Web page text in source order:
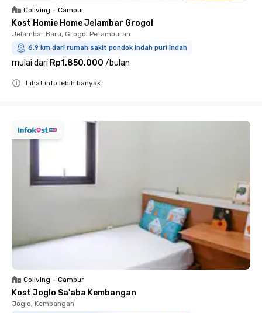
Coliving • Campur
Kost Homie Home Jelambar Grogol
Jelambar Baru, Grogol Petamburan
6.9 km dari rumah sakit pondok indah puri indah
mulai dari Rp1.850.000 /bulan
Lihat info lebih banyak
Coliving • Campur
Kost Joglo Sa'aba Kembangan
Joglo, Kembangan